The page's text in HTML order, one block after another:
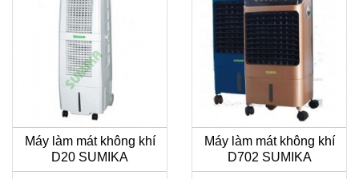
Máy làm mát không khí
D20 SUMIKA
Máy làm mát không khí
D702 SUMIKA